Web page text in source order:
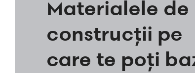
Materialele de
construcții pe
care te poți